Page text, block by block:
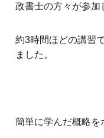
政書士の方々が参加
約3時間ほどの講習
ました。
簡単に学んだ概略を